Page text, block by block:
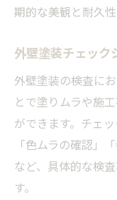
期的な美観と耐久性
外壁塗装チェック
外壁塗装の検査に
とで塗りムラや施
ができます。チェ
「色ムラの確認」
など、具体的な検
す。